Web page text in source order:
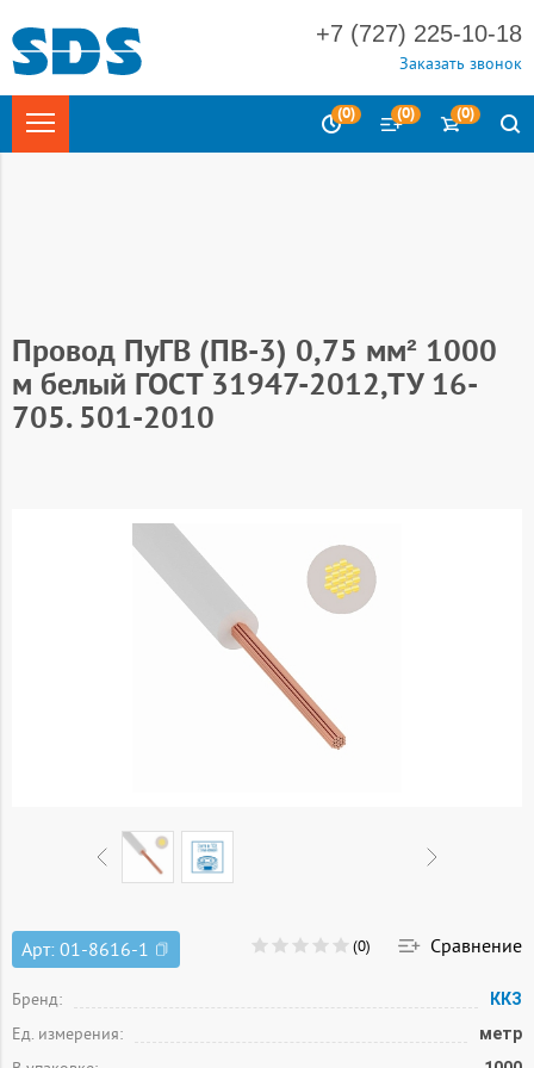
+7 (727) 225-10-18
Заказать звонок
(0) (0) (0)
Провод ПуГВ (ПВ-3) 0,75 мм² 1000
м белый ГОСТ 31947-2012,ТУ 16-
705. 501-2010
Арт: 01-8616-1 (0) Сравнение
Бренд: ККЗ
Ед. измерения: метр